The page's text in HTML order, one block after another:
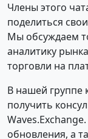
Члены этого
поделиться
Мы обсуждаем
аналитику
торговли на
В нашей группе
получить
обновления, а